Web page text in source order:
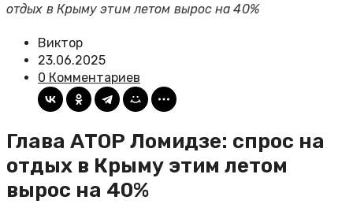
отдых в Крыму этим летом вырос на 40%
Виктор
23.06.2025
0 Комментариев
Глава АТОР Ломидзе: спрос на
отдых в Крыму этим летом
вырос на 40%